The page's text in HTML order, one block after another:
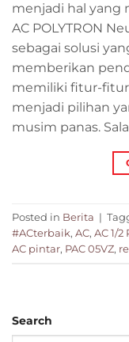
menjadi hal yang
AC POLYTRON
sebagai solusi
memberikan
memiliki fitur-
menjadi pilihan
musim panas.
Posted in Berita |
#ACterbaik, AC, AC 1/2
AC pintar, PAC 05VZ,
Search